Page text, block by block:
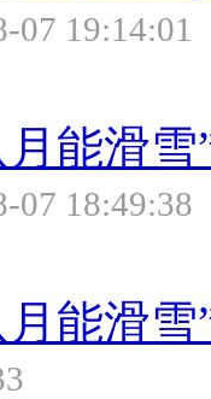
07 19:14:01
能滑雪
07 18:49:38
能滑雪